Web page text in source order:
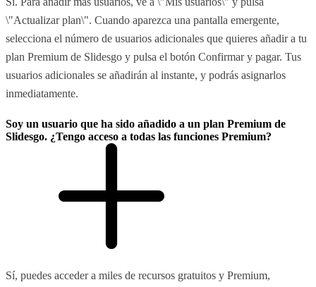
\"Actualizar plan\". Cuando aparezca una pantalla emergente,
selecciona el número de usuarios adicionales que quieres añadir a tu
plan Premium de Slidesgo y pulsa el botón Confirmar y pagar. Tus
usuarios adicionales se añadirán al instante, y podrás asignarlos
inmediatamente.
Soy un usuario que ha sido añadido a un plan Premium de
Slidesgo. ¿Tengo acceso a todas las funciones Premium?
Sí, puedes acceder a miles de recursos gratuitos y Premium,